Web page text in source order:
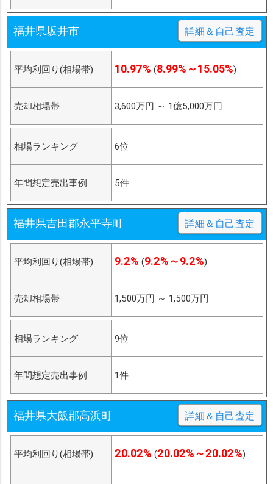
福井県坂井市 詳細＆自己査定
平均利回り(相場帯) 10.97% (8.99%～15.05%)
売却相場帯 3,600万円 ～ 1億5,000万円
相場ランキング 6位
年間想定売出事例 5件
福井県吉田郡永平寺町 詳細＆自己査定
平均利回り(相場帯) 9.2% (9.2%～9.2%)
売却相場帯 1,500万円 ～ 1,500万円
相場ランキング 9位
年間想定売出事例 1件
福井県大飯郡高浜町 詳細＆自己査定
平均利回り(相場帯) 20.02% (20.02%～20.02%)